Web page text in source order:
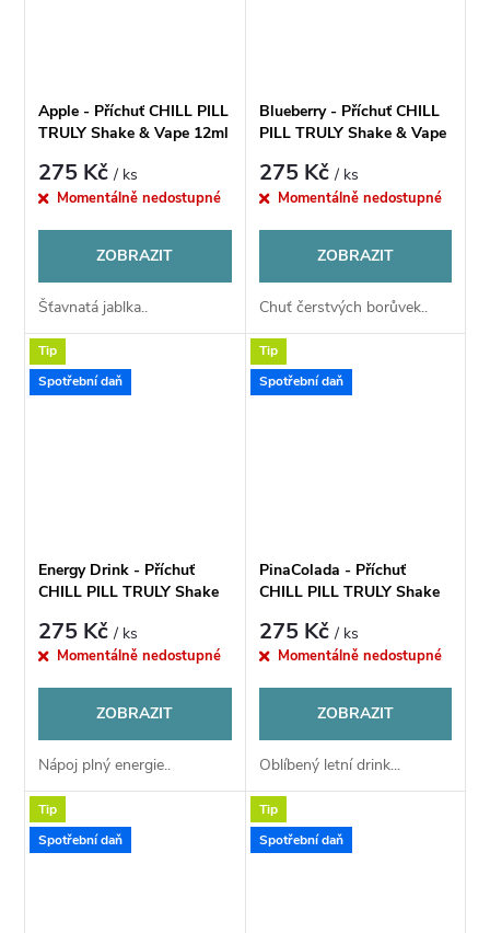
Apple - Příchuť CHILL PILL
TRULY Shake & Vape 12ml
275 Kč/ ks
Momentálně nedostupné
ZOBRAZIT
Šťavnatá jablka..
Blueberry - Příchuť CHILL
PILL TRULY Shake & Vape
275 Kč/ ks
Momentálně nedostupné
ZOBRAZIT
Chuť čerstvých borůvek..
Tip
Spotřební daň
Energy Drink - Příchuť
CHILL PILL TRULY Shake
275 Kč/ ks
Momentálně nedostupné
ZOBRAZIT
Nápoj plný energie..
Tip
Spotřební daň
PinaColada - Příchuť
CHILL PILL TRULY Shake
275 Kč/ ks
Momentálně nedostupné
ZOBRAZIT
Oblíbený letní drink...
Tip
Spotřební daň
Tip
Spotřební daň